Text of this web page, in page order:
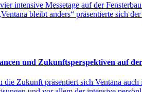
intensive Messetage auf der
bleibt anders“ präsentierte sich
und Zukunftsperspektiven auf
Zukunft präsentiert sich Ventana auch